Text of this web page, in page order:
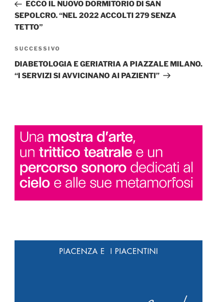
ECCO IL NUOVO DORMITORIO DI SAN
SEPOLCRO. “NEL 2022 ACCOLTI 279 SENZA
TETTO”
Articolo
successivo
SUCCESSIVO
DIABETOLOGIA E GERIATRIA A PIAZZALE MILANO.
“I SERVIZI SI AVVICINANO AI PAZIENTI”